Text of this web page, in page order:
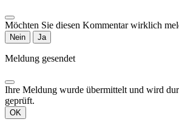
Möchten Sie diesen Kommentar wirklich
Nein Ja
Meldung gesendet
Ihre Meldung wurde übermittelt und wird
geprüft.
OK